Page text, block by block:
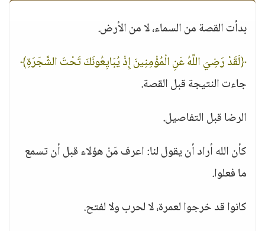
بدأت القصة من السماء، لا من الأرض.
﴿لَقَدْ رَضِيَ اللَّهُ عَنِ الْمُؤْمِنِينَ إِذْ يُبَايِعُونَكَ تَحْتَ الشَّجَرَةِ﴾
جاءت النتيجة قبل القصة.
الرضا قبل التفاصيل.
كأن الله أراد أن يقول لنا: اعرف مَنْ هؤلاء قبل أن تسمع
ما فعلوا.
كانوا قد خرجوا لعمرة، لا لحرب ولا لفتح.